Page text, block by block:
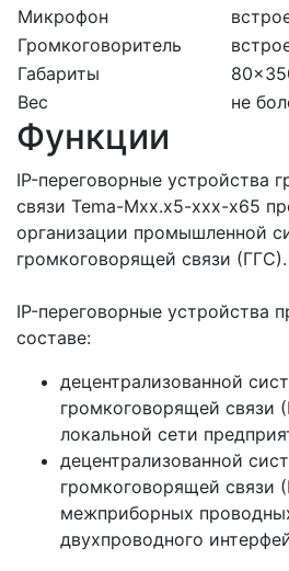
Микрофон
Громкоговоритель
Габариты
Вес
не
Функции
IP-переговорные устройства
связи Tema-Mxx.x5-xxx-x65
организации промышленной
громкоговорящей связи (ГГС).
IP-переговорные устройства
составе:
децентрализованной
громкоговорящей связи
локальной сети
децентрализованной
громкоговорящей связи
межприборных
двухпроводного